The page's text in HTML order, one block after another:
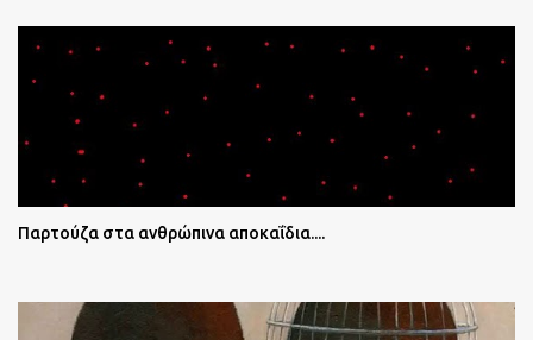
Παρτούζα στα ανθρώπινα αποκαΐδια....